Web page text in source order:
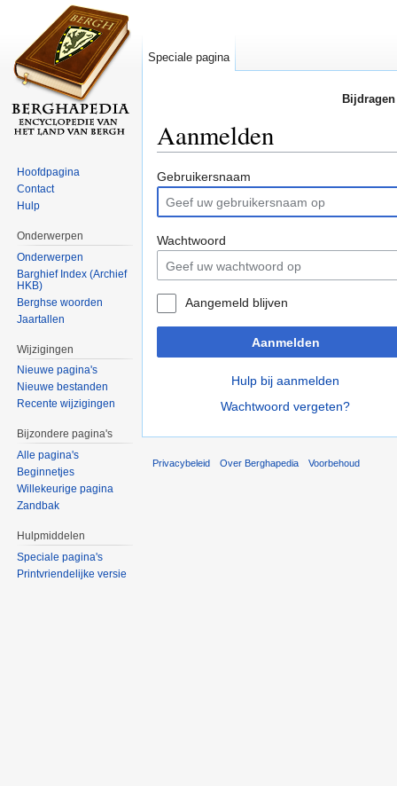
Aanmelden
Gebruikersnaam
Wachtwoord
Aangemeld blijven
Aanmelden
Hulp bij aanmelden
Wachtwoord vergeten?
Speciale pagina
Hoofdpagina
Contact
Hulp
Onderwerpen
Onderwerpen
Barghief Index (Archief
HKB)
Berghse woorden
Jaartallen
Wijzigingen
Nieuwe pagina's
Nieuwe bestanden
Recente wijzigingen
Bijzondere pagina's
Alle pagina's
Beginnetjes
Willekeurige pagina
Zandbak
Hulpmiddelen
Speciale pagina's
Printvriendelijke versie
Privacybeleid Over Berghapedia Voorbehoud